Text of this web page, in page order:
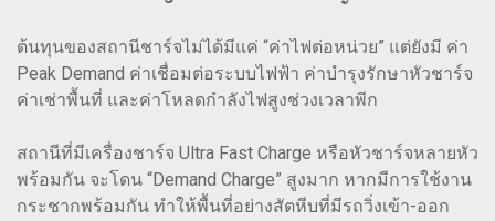
ต้นทุนของสถานีชาร์จไม่ได้มีแค่ “ค่าไฟต่อหน่วย” แต่ยังมี ค่า
Peak Demand ค่าเชื่อมต่อระบบไฟฟ้า ค่าบำรุงรักษาหัวชาร์จ
ค่าเช่าพื้นที่ และค่าโหลดกำลังไฟสูงช่วงเวลาพีก
สถานีที่มีเครื่องชาร์จ Ultra Fast Charge หรือหัวชาร์จหลายหัว
พร้อมกัน จะโดน “Demand Charge” สูงมาก หากมีการใช้งาน
กระชากพร้อมกัน ทำให้พื้นที่อย่างสัตหีบที่มีรถวิ่งเข้า-ออก